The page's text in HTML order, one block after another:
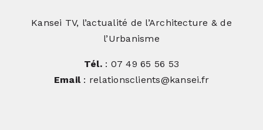
Kansei TV, l’actualité de l’Architecture & de
l’Urbanisme
Tél.: 07 49 65 56 53
Email: relationsclients@kansei.fr